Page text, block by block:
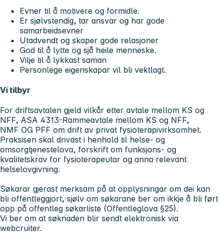
Evner til å motivere og formidle.
Er sjølvstendig, tar ansvar og har gode
samarbeidsevner
Utadvendt og skaper gode relasjoner
God til å lytte og sjå heile menneske.
Vilje til å lykkast saman
Personlege eigenskapar vil bli vektlagt.
Vi tilbyr
For driftsavtalen gjeld vilkår etter avtale mellom KS og
NFF, ASA 4313-Rammeavtale mellom KS og NFF,
NMF OG PFF om drift av privat fysioterapivirksomhet.
Praksisen skal drivast i henhold til helse- og
omsorgtjenestelova, forskrift om funksjons- og
kvalitetskrav for fysioterapeutar og anna relevant
helselovgivning.
Søkarar gjerast merksam på at opplysningar om dei kan
bli offentleggjort, sjølv om søkarane ber om ikkje å bli ført
opp på offentleg søkarliste (Offentleglova §25).
Vi ber om at søknaden blir sendt elektronisk via
webcruiter.